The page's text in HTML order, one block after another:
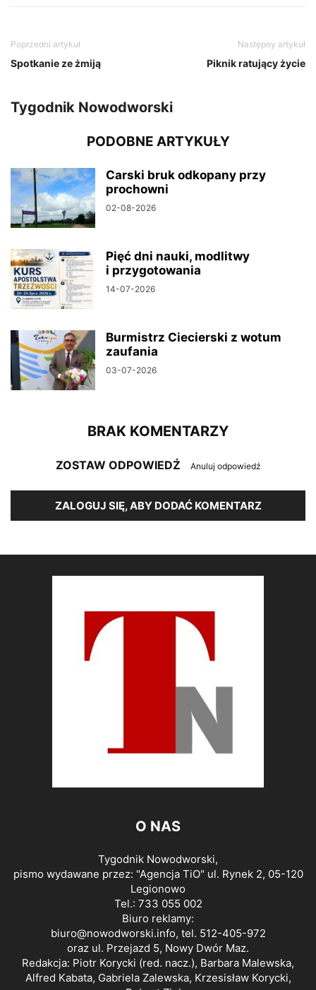
Poprzedni artykuł
Spotkanie ze żmiją
Następny artykuł
Piknik ratujący życie
Tygodnik Nowodworski
PODOBNE ARTYKUŁY
Carski bruk odkopany przy
prochowni
02-08-2026
Pięć dni nauki, modlitwy
i przygotowania
14-07-2026
Burmistrz Ciecierski z wotum
zaufania
03-07-2026
BRAK KOMENTARZY
ZOSTAW ODPOWIEDŹ Anuluj odpowiedź
ZALOGUJ SIĘ, ABY DODAĆ KOMENTARZ
O NAS
Tygodnik Nowodworski,
pismo wydawane przez: "Agencja TiO" ul. Rynek 2, 05-120
Legionowo
Tel.: 733 055 002
Biuro reklamy:
biuro@nowodworski.info, tel. 512-405-972
oraz ul. Przejazd 5, Nowy Dwór Maz.
Redakcja: Piotr Korycki (red. nacz.), Barbara Malewska,
Alfred Kabata, Gabriela Zalewska, Krzesisław Korycki,